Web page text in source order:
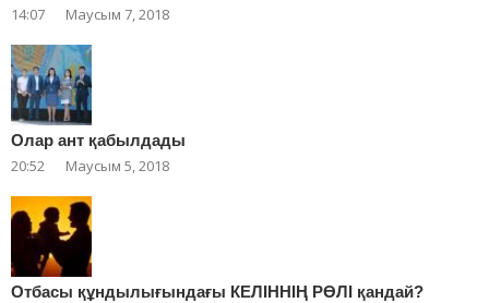
14:07 Маусым 7, 2018
Олар ант қабылдады
20:52 Маусым 5, 2018
Отбасы құндылығындағы КЕЛІННІҢ РӨЛІ қандай?